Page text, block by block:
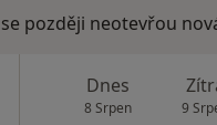
později neotevřou
Dnes
8 Srpen 9